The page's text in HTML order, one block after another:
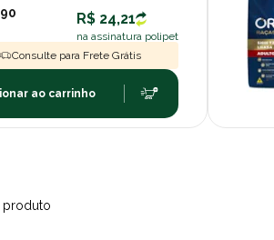
R$ 24,21
na assinatura polipet
Consulte para Frete Grátis
ao carrinho
produto